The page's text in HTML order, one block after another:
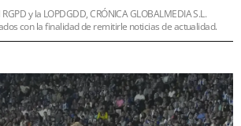
y la LOPDGDD, CRÓNICA GLOBALMEDIA S.L.
con la finalidad de remitirle noticias de actualidad.